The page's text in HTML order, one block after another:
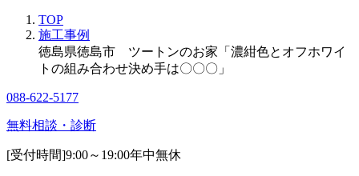
TOP
施工事例
徳島県徳島市 ツートンのお家「濃紺色とオフホワイ
トの組み合わせ決め手は〇〇〇」
088-622-5177
無料相談・診断
[受付時間]9:00～19:00年中無休